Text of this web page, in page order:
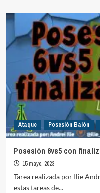
Juego
lúdico
para
el
calentamiento.
Conducción
Ataque Posesión Balón
Posesión 6vs5 con
15 mayo, 2023
Tarea realizada por Ilie
estas tareas de...